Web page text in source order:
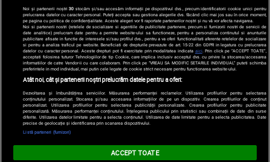
Copyright © 2026 / DIGI ROMANIA S.A.
Arhiva
Comunicate de presă Politica de confidentialitate
Termeni
si conditii
Gestionați preferințele| Contact/Info Codul etic
Noi și partenerii noștri30 stocăm și/sau accesăm informații pe dispozitivul dvs., precum identificatorii cookie unici pentru
prelucrarea datelor cu caracter personal. Puteți accepta sau gestiona alegerile dvs. făcând clic mai jos sau în orice moment,
pe pagina cu politica de confidențialitate. Aceste alegeri vor fi raportate partenerilor noștri și nu vă vor afecta navigarea.
Noi si partenerii nostri (retelele de socializare si agentiile de publicitate partenere, precum si furnizorii nostri de servicii de
date analitice) prelucram date pentru a permite website-ului sa functioneze, pentru a personaliza continutul si anunturile
publicitare afisate in functie de interesele si/sau profilul dvs., pentru a va oferi functionalitati aferente retelelor de socializare
si pentru a analiza traficul pe website. Beneficiati de drepturile prevazute de art. 15-22 din GDPR in legatura cu prelucrarea
datelor cu caracter personal. Aceste drepturi pot fi exercitate prin modalitatea indicata aici. Prin click pe “ACCEPT TOATE”,
acceptati folosirea tuturor Tehnologiilor de tip Cookie, care implica inclusiv acceptul dvs. cu privire la stocarea/accesarea
informatiilor de catre Vendor-ii cu care colaboram. Prin click pe “VREAU SA MODIFIC SETARILE INDIVIDUAL” puteti schimba
preferintele in mod individual, mai putin cele legate de cookie strict necesare pentru functionarea website-ului.
Atât noi, cât și partenerii noștri prelucrăm datele pentru a oferi:
Dezvoltarea și îmbunătățirea serviciilor. Măsurarea performanței reclamelor. Utilizarea profilurilor pentru selectarea
conținutului personalizat. Stocarea și/sau accesarea informațiilor de pe un dispozitiv. Crearea profilurilor de conținut
personalizat. Utilizarea profilurilor pentru selectarea publicității personalizate. Crearea profilurilor pentru publicitate
personalizată. Măsurarea performanței conținutului. Înțelegerea publicului prin statistici sau combinații de date din surse
diferite. Utilizarea datelor limitate pentru a selecta conținutul. Utilizarea de date limitate pentru a selecta publicitatea. Date
precise de geolocație și identificarea prin scanarea dispozitivului.
Listă parteneri (furnizori)
ACCEPT TOATE